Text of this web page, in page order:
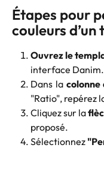
Étapes pour
couleurs
Ouvrez le
interface Danim.
Dans la colonne
"Ratio", repérez
Cliquez sur la
proposé.
Sélectionnez